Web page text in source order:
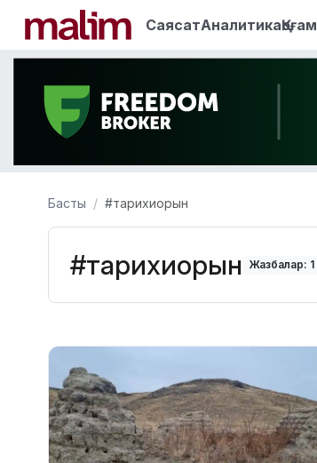
СаясатАналитикаҚоғам
Басты #тарихиорын
#тарихиорын Жазбалар: 1